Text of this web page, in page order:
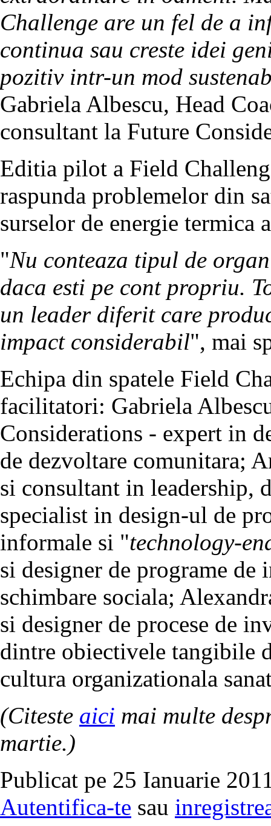
Challenge are un fel de a
continua sau creste idei
pozitiv intr-un mod
Gabriela Albescu, Head
consultant la Future
Editia pilot a Field
raspunda problemelor din
surselor de energie
"Nu conteaza tipul de
daca esti pe cont propriu.
un leader diferit care
impact considerabil", mai
Echipa din spatele Field
facilitatori: Gabriela
Considerations - expert in
de dezvoltare comunitara;
si consultant in leadership,
specialist in design-ul de
informale si "technology-
si designer de programe de
schimbare sociala;
si designer de procese de
dintre obiectivele tangibile
cultura organizationala
(Citeste aici mai multe
martie.)
Publicat pe 25 Ianuarie
Autentifica-te sau